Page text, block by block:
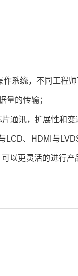
系统，不同工程
量的传输；
片通讯，扩展性和变
、HDMI与
以更灵活的进行产